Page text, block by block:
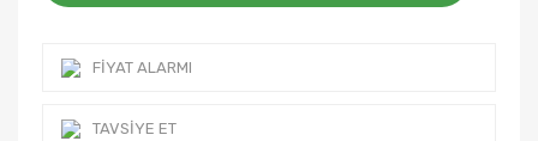
FIYAT ALARMI
TAVSIYE ET